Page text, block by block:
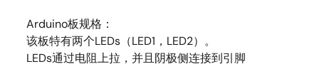
Arduino板规格：
该板特有两个LEDs（LED1，LED2）。
LEDs通过电阻上拉，并且阴极侧连接到引脚